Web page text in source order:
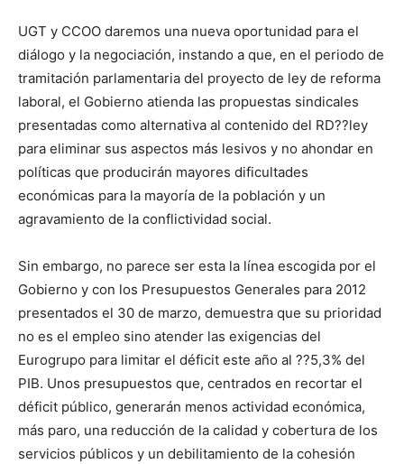
UGT y CCOO daremos una nueva oportunidad para el
diálogo y la negociación, instando a que, en el periodo de
tramitación parlamentaria del proyecto de ley de reforma
laboral, el Gobierno atienda las propuestas sindicales
presentadas como alternativa al contenido del RD??ley
para eliminar sus aspectos más lesivos y no ahondar en
políticas que producirán mayores dificultades
económicas para la mayoría de la población y un
agravamiento de la conflictividad social.
Sin embargo, no parece ser esta la línea escogida por el
Gobierno y con los Presupuestos Generales para 2012
presentados el 30 de marzo, demuestra que su prioridad
no es el empleo sino atender las exigencias del
Eurogrupo para limitar el déficit este año al ??5,3% del
PIB. Unos presupuestos que, centrados en recortar el
déficit público, generarán menos actividad económica,
más paro, una reducción de la calidad y cobertura de los
servicios públicos y un debilitamiento de la cohesión